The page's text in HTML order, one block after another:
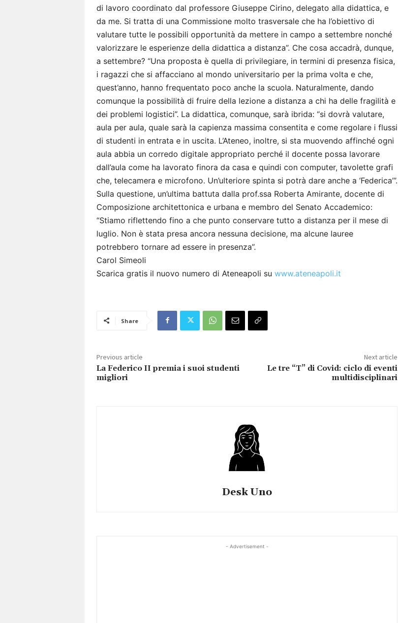
di lavoro coordinato dal professore Giuseppe Cirino, delegato alla didattica, e
da me. Si tratta di una Commissione molto trasversale che ha l’obiettivo di
valutare tutte le possibili opportunità da mettere in campo a settembre nonché
valorizzare le esperienze della didattica a distanza”. Che cosa accadrà, dunque,
a settembre? “Una proposta è quella di privilegiare, in termini di presenza fisica,
i ragazzi che si affacciano al mondo universitario per la prima volta e che,
quest’anno, hanno frequentato poco anche la scuola. Naturalmente, dando
comunque la possibilità di fruire della lezione a distanza a chi ha delle fragilità e
dei problemi logistici”. La didattica, comunque, sarà ibrida: “si dovrà valutare,
aula per aula, quale sarà la capienza massima consentita e come regolare i flussi
di studenti in entrata e in uscita. L’Ateneo, inoltre, si sta muovendo affinché ogni
aula abbia un corredo digitale appropriato perché il docente possa lavorare
dall’aula come ha lavorato finora da casa e quindi con computer, tavolette grafi
che, telecamera e microfono. Un’ulteriore spinta si potrà dare anche a ‘Federica’”.
Sulla questione, un’ultima battuta dalla prof.ssa Roberta Amirante, docente di
Composizione architettonica e urbana e membro del Senato Accademico:
“Stiamo riflettendo fino a che punto conservare tutto a distanza per il mese di
luglio. Non è stata presa ancora nessuna decisione, ma alcune lauree
potrebbero tornare ad essere in presenza”.
Carol Simeoli
Scarica gratis il nuovo numero di Ateneapoli su www.ateneapoli.it
Share
Previous article
La Federico II premia i suoi studenti
migliori
Next article
Le tre “T” di Covid: ciclo di eventi
multidisciplinari
Desk Uno
- Advertisement -